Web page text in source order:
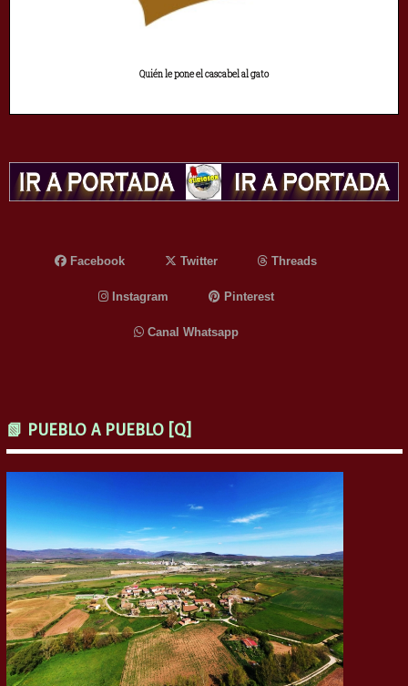
Quién le pone el cascabel al gato
Facebook Twitter Threads
Instagram Pinterest
Canal Whatsapp
📗 PUEBLO A PUEBLO [Q]